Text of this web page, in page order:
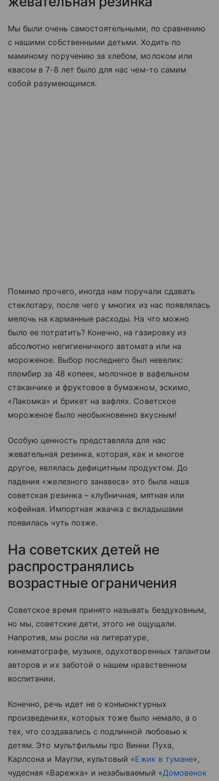
Мы были очень самостоятельными, по сравнению
с нашими собственными детьми. Ходить по
маминому поручению за хлебом, молоком или
квасом в 7-8 лет было для нас чем-то самим
собой разумеющимся.
Помимо прочего, иногда нам поручали сдавать
стеклотару, после чего у многих из нас появлялась
мелочь на карманные расходы. На что можно
было ее потратить? Конечно, на газировку из
абсолютно негигиеничного автомата или на
мороженое. Выбор последнего был невелик:
пломбир за 48 копеек, молочное в вафельном
стаканчике и фруктовое в бумажном, эскимо,
«Лакомка» и брикет на вафлях. Советское
мороженое было необыкновенно вкусным!
Особую ценность представляла для нас
жевательная резинка, которая, как и многое
другое, являлась дефицитным продуктом. До
падения «железного занавеса» это была наша
советская резинка – клубничная, мятная или
кофейная. Импортная жвачка с вкладышами
появилась чуть позже.
На советских детей не
распространялись
возрастные ограничения
Советское время принято называть бездуховным,
но мы, советские дети, этого не ощущали.
Напротив, мы росли на литературе,
кинематографе, музыке, одухотворенных талантом
авторов и их заботой о нашем нравственном
воспитании.
Конечно, речь идет не о конъюнктурных
произведениях, которых тоже было немало, а о
тех, что создавались с подлинной любовью к
детям. Это мультфильмы про Винни Пуха,
Карлсона и Маугли, культовый «Ежик в тумане»,
чудесная «Варежка» и незабываемый «Домовенок